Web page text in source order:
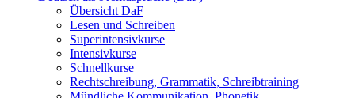
Übersicht DaF
Lesen und Schreiben
Superintensivkurse
Intensivkurse
Schnellkurse
Rechtschreibung, Grammatik, Schreibtraining